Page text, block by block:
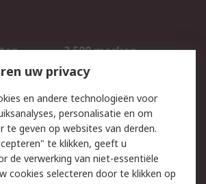
2.500 merken
Inkoopoplossingen
Email veiligheid
uw privacy
en andere technologieën voor
personalisatie en om
te geven op websites van derden.
te klikken, geeft u
de verwerking van niet-essentiële
cookies selecteren door te klikken op